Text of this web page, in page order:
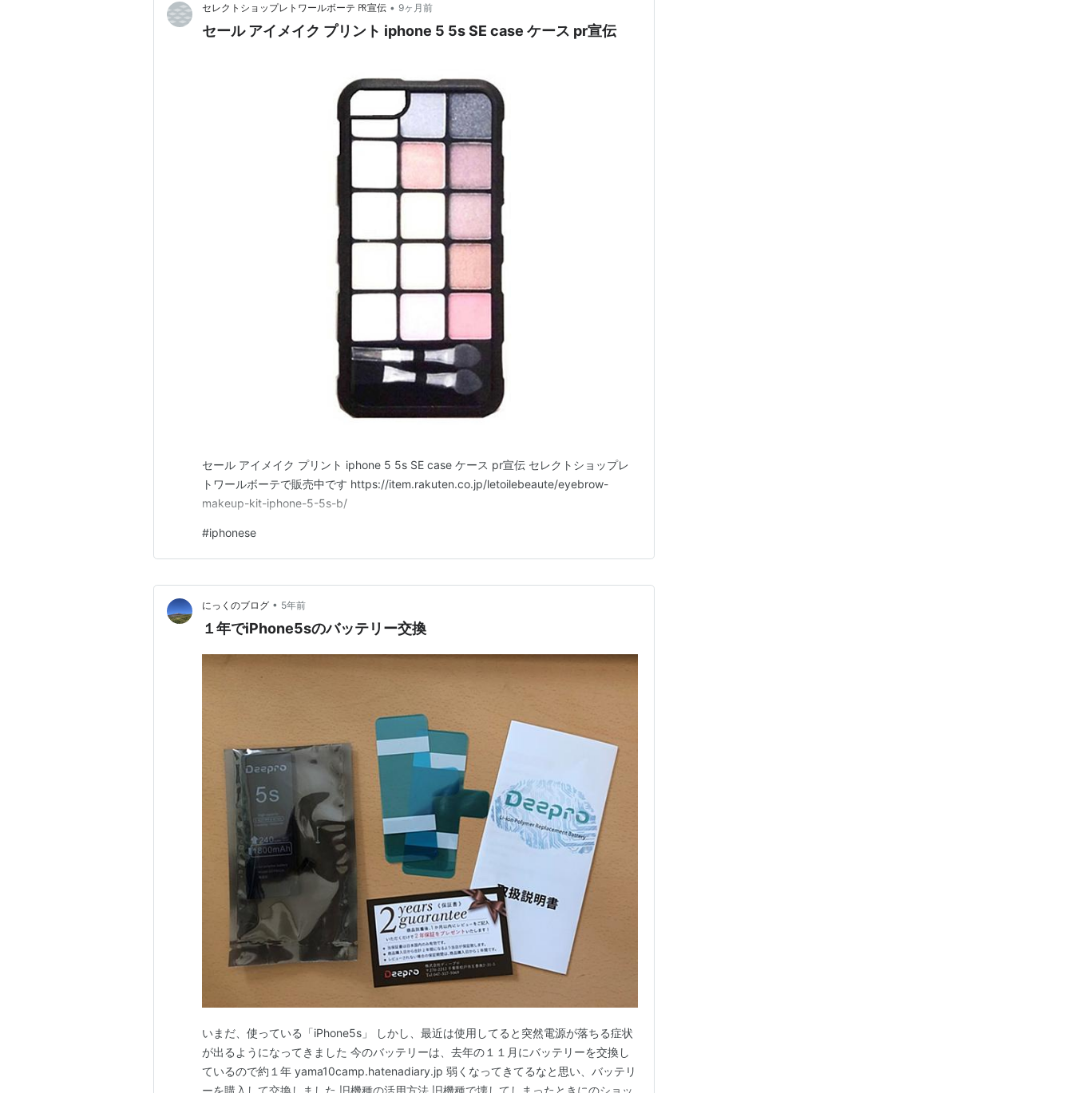
セレクトショップレトワールボーテ ㏚宣伝 • 9ヶ月前
セール アイメイク プリント iphone 5 5s SE case ケース pr宣伝
セール アイメイク プリント iphone 5 5s SE case ケース pr宣伝 セレクトショップレ
トワールボーテで販売中です https://item.rakuten.co.jp/letoilebeaute/eyebrow-
makeup-kit-iphone-5-5s-b/
#iphonese
にっくのブログ • 5年前
１年でiPhone5sのバッテリー交換
いまだ、使っている「iPhone5s」 しかし、最近は使用してると突然電源が落ちる症状
が出るようになってきました 今のバッテリーは、去年の１１月にバッテリーを交換し
ているので約１年 yama10camp.hatenadiary.jp 弱くなってきてるなと思い、バッテリ
ーを購入して交換しました 旧機種の活用方法 旧機種で壊してしまったときにのショッ